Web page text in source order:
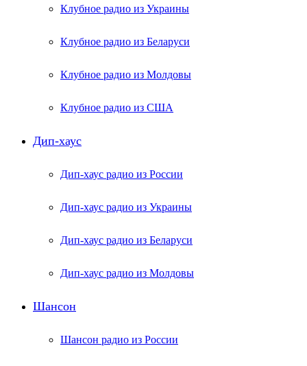
Клубное радио из Украины
Клубное радио из Беларуси
Клубное радио из Молдовы
Клубное радио из США
Дип-хаус
Дип-хаус радио из России
Дип-хаус радио из Украины
Дип-хаус радио из Беларуси
Дип-хаус радио из Молдовы
Шансон
Шансон радио из России